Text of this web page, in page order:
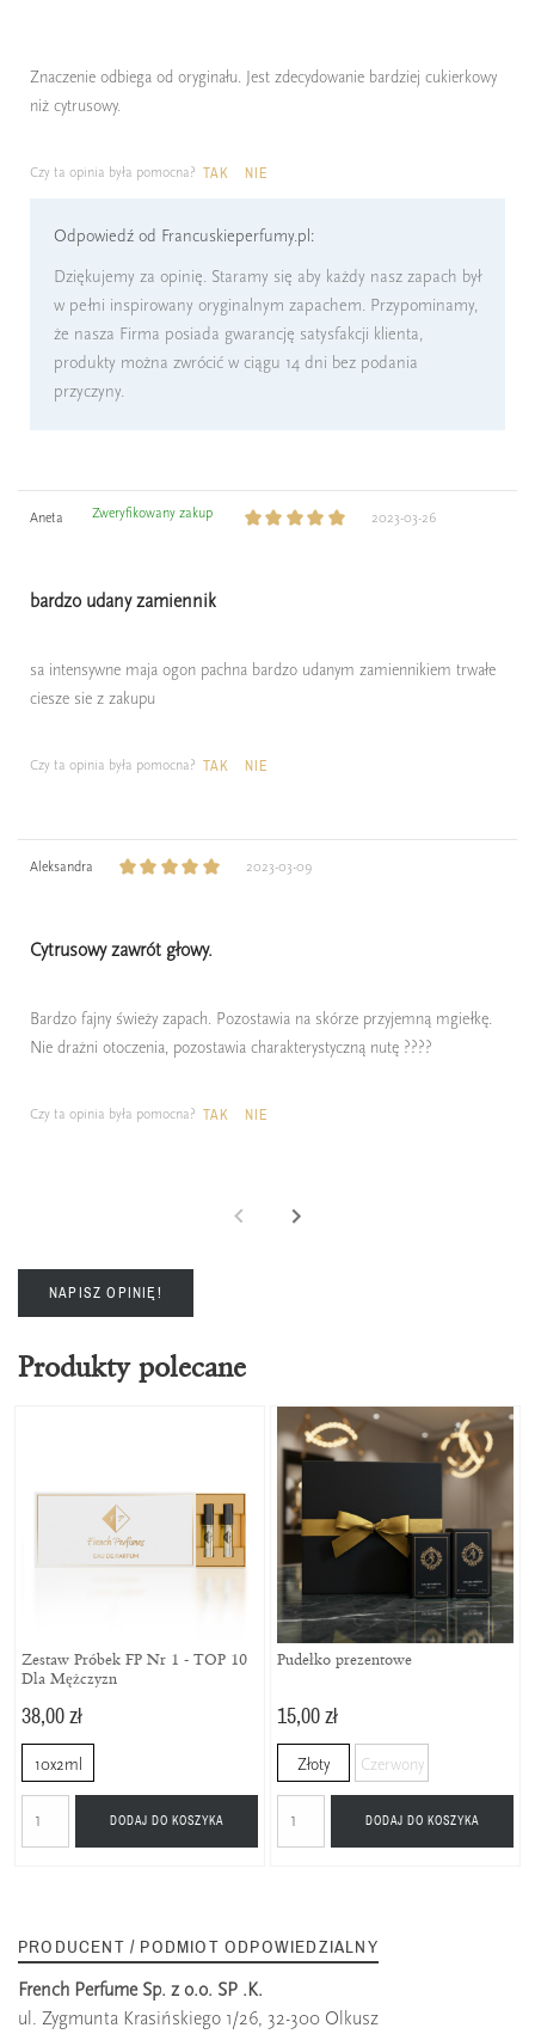
Znaczenie odbiega od oryginału. Jest zdecydowanie bardziej cukierkowy
niż cytrusowy.
Czy ta opinia była pomocna? TAK NIE
Odpowiedź od Francuskieperfumy.pl:
Dziękujemy za opinię. Staramy się aby każdy nasz zapach był
w pełni inspirowany oryginalnym zapachem. Przypominamy,
że nasza Firma posiada gwarancję satysfakcji klienta,
produkty można zwrócić w ciągu 14 dni bez podania
przyczyny.
Aneta Zweryfikowany zakup 2023-03-26
bardzo udany zamiennik
sa intensywne maja ogon pachna bardzo udanym zamiennikiem trwałe
ciesze sie z zakupu
Czy ta opinia była pomocna? TAK NIE
Aleksandra 2023-03-09
Cytrusowy zawrót głowy.
Bardzo fajny świeży zapach. Pozostawia na skórze przyjemną mgiełkę.
Nie drażni otoczenia, pozostawia charakterystyczną nutę ????
Czy ta opinia była pomocna? TAK NIE
NAPISZ OPINIĘ!
Produkty polecane
Zestaw Próbek FP Nr 1 - TOP 10
Dla Mężczyzn
38,00 zł
10x2ml
DODAJ DO KOSZYKA
Pudełko prezentowe
15,00 zł
Złoty Czerwony
DODAJ DO KOSZYKA
PRODUCENT / PODMIOT ODPOWIEDZIALNY
French Perfume Sp. z o.o. SP .K.
ul. Zygmunta Krasińskiego 1/26, 32-300 Olkusz